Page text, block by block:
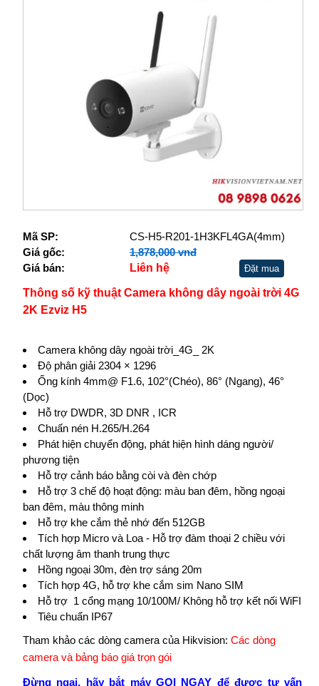
Mã SP:
CS-H5-R201-1H3KFL4GA(4mm)
Giá gốc:
1,878,000 vnđ
Giá bán:
Liên hệ Đặt mua
Thông số kỹ thuật Camera không dây ngoài trời 4G
2K Ezviz H5
Camera không dây ngoài trời_4G_ 2K
Độ phân giải 2304 × 1296
Ống kính 4mm@ F1.6, 102°(Chéo), 86° (Ngang), 46°
(Dọc)
Hỗ trợ DWDR, 3D DNR , ICR
Chuấn nén H.265/H.264
Phát hiện chuyển động, phát hiện hình dáng người/
phương tiện
Hỗ trợ cảnh báo bằng còi và đèn chớp
Hỗ trợ 3 chế độ hoạt động: màu ban đêm, hồng ngoại
ban đêm, màu thông minh
Hỗ trợ khe cắm thẻ nhớ đến 512GB
Tích hợp Micro và Loa - Hỗ trợ đàm thoại 2 chiều với
chất lượng âm thanh trung thực
Hồng ngoại 30m, đèn trợ sáng 20m
Tích hợp 4G, hỗ trợ khe cắm sim Nano SIM
Hỗ trợ 1 cổng mạng 10/100M/ Không hỗ trợ kết nối WiFI
Tiêu chuẩn IP67
Tham khảo các dòng camera của Hikvision: Các dòng
camera và bảng báo giá trọn gói
Đừng ngại, hãy bắt máy GỌI NGAY để được tư vấn